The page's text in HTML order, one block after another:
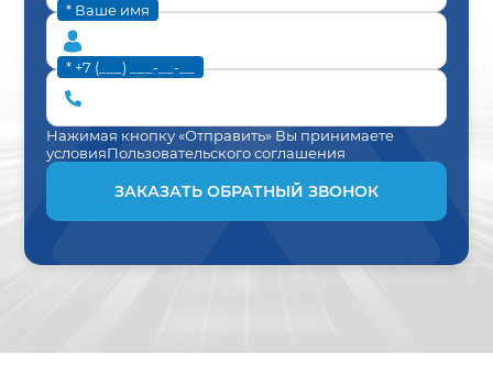
* Ваше имя
* +7 (___) ___-__-__
Нажимая кнопку «Отправить» Вы принимаете
условияПользовательского соглашения
ЗАКАЗАТЬ ОБРАТНЫЙ ЗВОНОК